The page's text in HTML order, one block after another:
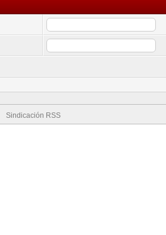
Sindicación RSS